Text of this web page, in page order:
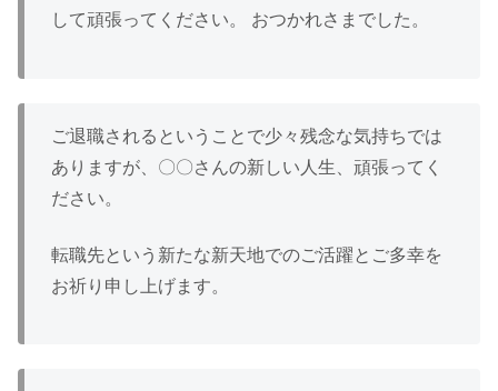
して頑張ってください。 おつかれさまでした。
ご退職されるということで少々残念な気持ちでは
ありますが、〇〇さんの新しい人生、頑張ってく
ださい。
転職先という新たな新天地でのご活躍とご多幸を
お祈り申し上げます。